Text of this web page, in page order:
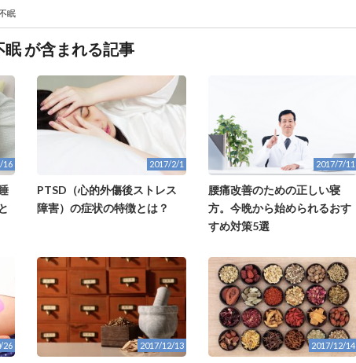
眠
が含まれる記事
16 2017/2/1
PTSD（心的外傷後ストレス
障害）の症状の特徴とは？
2017/7/11
腰痛改善のための正しい寝
方。今晩から始められるおす
すめ対策5選
26 2017/12/13 2017/12/14